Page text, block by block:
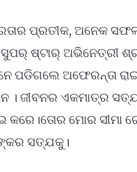
ପ୍ରତୀକ, ଅନେକ
ଷ୍ଟାର୍ ଅଭିନେତ୍ରୀ
ପଡିଗଲେ ଅଫେରନ୍ତା
। ଜୀବନର ଏକମାତ୍ର
କରେ।ତୋର ମୋର ସୀମା
ସତ୍ଯକୁ।